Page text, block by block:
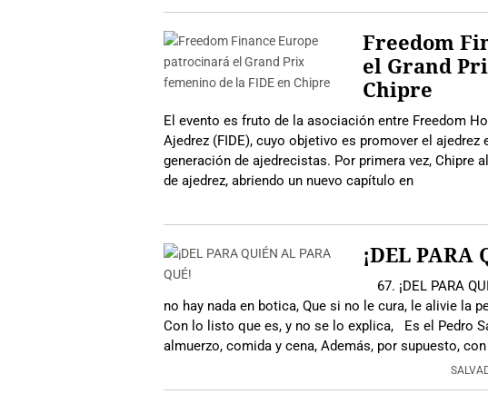
Freedom
el Grand
Chipre
El evento es fruto de la asociación entre Freedom
Ajedrez (FIDE), cuyo objetivo es promover el
generación de ajedrecistas. Por primera vez, Chipre
de ajedrez, abriendo un nuevo capítulo en
¡DEL PARA
67. ¡DEL PARA
no hay nada en botica, Que si no le cura, le alivie la
Con lo listo que es, y no se lo explica, Es el Pedro
almuerzo, comida y cena, Además, por supuesto,